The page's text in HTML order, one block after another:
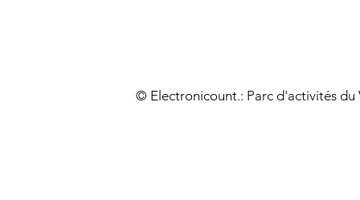
© Electronicount.: Parc d'activités du